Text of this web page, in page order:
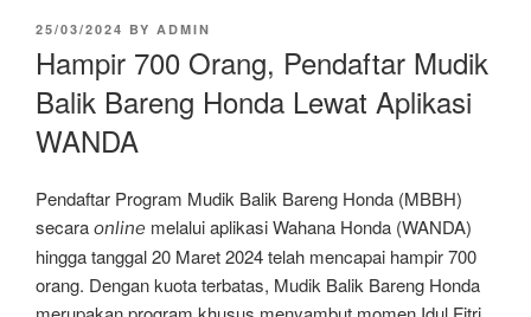
POSTED
25/03/2024 BY ADMIN
Hampir 700 Orang, Pendaftar Mudik
Balik Bareng Honda Lewat Aplikasi
WANDA
Pendaftar Program Mudik Balik Bareng Honda (MBBH)
secara online melalui aplikasi Wahana Honda (WANDA)
hingga tanggal 20 Maret 2024 telah mencapai hampir 700
orang. Dengan kuota terbatas, Mudik Balik Bareng Honda